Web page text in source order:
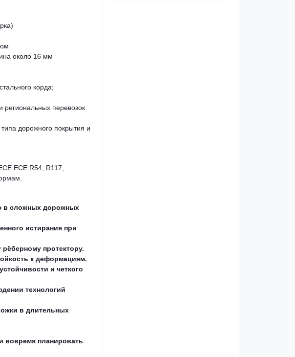
около 16 мм
корда;
региональных перевозок
дорожного покрытия и
ECE R54, R117;
в сложных дорожных
истирания при
протектору.
к деформациям.
и четкого
технологий
в длительных
вовремя планировать